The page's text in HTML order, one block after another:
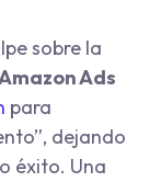
sobre la
Ads
para
dejando
éxito. Una